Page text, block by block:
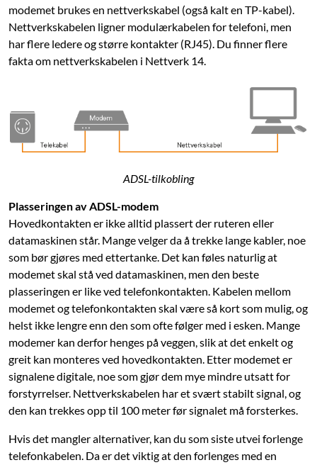
modemet brukes en nettverkskabel (også kalt en TP-kabel).
Nettverkskabelen ligner modulærkabelen for telefoni, men
har flere ledere og større kontakter (RJ45). Du finner flere
fakta om nettverkskabelen i Nettverk 14.
ADSL-tilkobling
Plasseringen av ADSL-modem
Hovedkontakten er ikke alltid plassert der ruteren eller
datamaskinen står. Mange velger da å trekke lange kabler, noe
som bør gjøres med ettertanke. Det kan føles naturlig at
modemet skal stå ved datamaskinen, men den beste
plasseringen er like ved telefonkontakten. Kabelen mellom
modemet og telefonkontakten skal være så kort som mulig, og
helst ikke lengre enn den som ofte følger med i esken. Mange
modemer kan derfor henges på veggen, slik at det enkelt og
greit kan monteres ved hovedkontakten. Etter modemet er
signalene digitale, noe som gjør dem mye mindre utsatt for
forstyrrelser. Nettverkskabelen har et svært stabilt signal, og
den kan trekkes opp til 100 meter før signalet må forsterkes.
Hvis det mangler alternativer, kan du som siste utvei forlenge
telefonkabelen. Da er det viktig at den forlenges med en